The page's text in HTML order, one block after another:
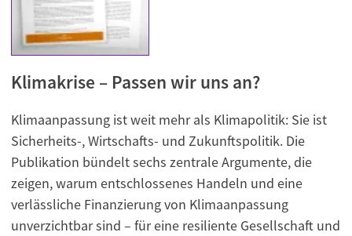
Klimakrise – Passen wir uns an?
Klimaanpassung ist weit mehr als Klimapolitik: Sie ist
Sicherheits-, Wirtschafts- und Zukunftspolitik. Die
Publikation bündelt sechs zentrale Argumente, die
zeigen, warum entschlossenes Handeln und eine
verlässliche Finanzierung von Klimaanpassung
unverzichtbar sind – für eine resiliente Gesellschaft und